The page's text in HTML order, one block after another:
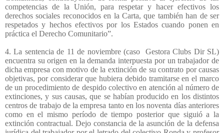
competencias de la Unión, para respetar y hacer efectivos los
derechos sociales reconocidos en la Carta, que también han de ser
respetados y hechos efectivos por los Estados cuando ponen en
práctica el Derecho Comunitario”.
4. La sentencia de 11 de noviembre (caso
Gestora Clubs Dir SL)
encuentra su origen en la demanda interpuesta por un trabajador de
dicha empresa con motivo de la extinción de su contrato por causas
objetivas, por considerar que hubiera debido tramitarse en el marco
de un procedimiento de despido colectivo en atención al número de
extinciones, y sus causas, que se habían producido en los distintos
centros de trabajo de la empresa tanto en los noventa días anteriores
como en el mismo período de tiempo posterior que siguió a la
extinción contractual. Dejo constancia de la asunción de la defensa